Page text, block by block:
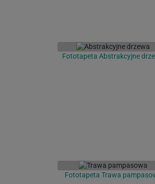
Fototapeta Abstrakcyjne
Fototapeta Trawa